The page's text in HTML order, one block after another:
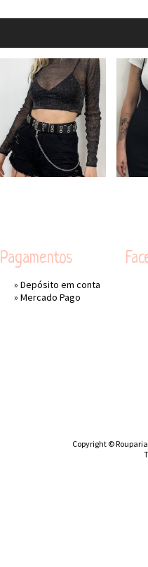
Pagamentos
» Depósito em conta
» Mercado Pago
Copyright ©